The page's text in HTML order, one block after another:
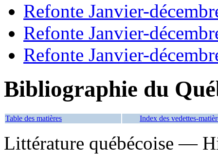
Refonte Janvier-
Refonte Janvier-
Refonte Janvier-
Bibliographie du
Table des matières Index des vedettes-
Littérature québécoise —